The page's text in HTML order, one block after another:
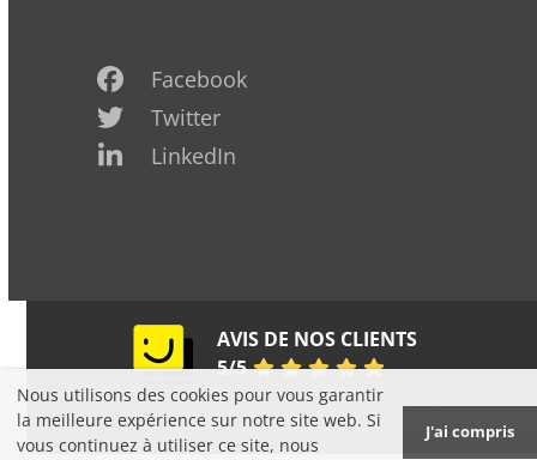
Nous utilisons des cookies pour vous garantir
la meilleure expérience sur notre site web. Si
vous continuez à utiliser ce site, nous
J'ai compris
Facebook
Twitter
LinkedIn
Pages
Jaunes
AVIS DE NOS CLIENTS
5/5
Copyright K&P Défiscalisation 2006-2025 -
- Reproduction interdite